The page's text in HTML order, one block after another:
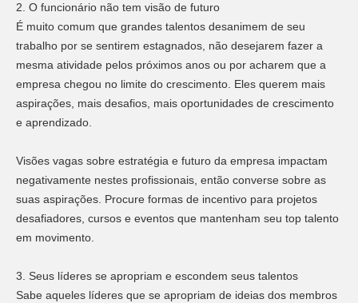
2. O funcionário não tem visão de futuro
É muito comum que grandes talentos desanimem de seu
trabalho por se sentirem estagnados, não desejarem fazer a
mesma atividade pelos próximos anos ou por acharem que a
empresa chegou no limite do crescimento. Eles querem mais
aspirações, mais desafios, mais oportunidades de crescimento
e aprendizado.
Visões vagas sobre estratégia e futuro da empresa impactam
negativamente nestes profissionais, então converse sobre as
suas aspirações. Procure formas de incentivo para projetos
desafiadores, cursos e eventos que mantenham seu top talento
em movimento.
3. Seus líderes se apropriam e escondem seus talentos
Sabe aqueles líderes que se apropriam de ideias dos membros